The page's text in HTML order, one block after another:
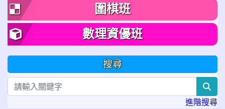
圍棋班
數理資優班
搜尋
進階搜尋